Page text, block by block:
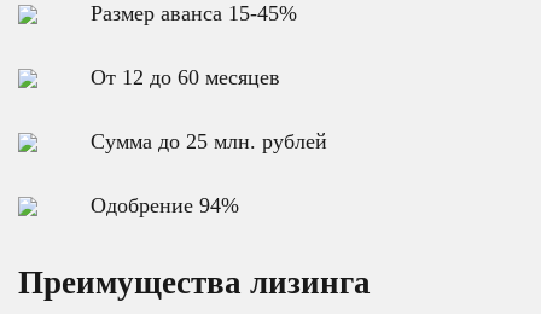
Размер аванса 15-45%
От 12 до 60 месяцев
Сумма до 25 млн. рублей
Одобрение 94%
Преимущества лизинга